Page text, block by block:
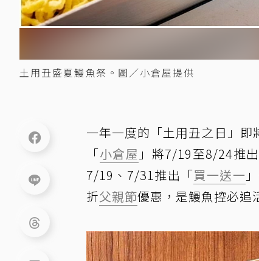
土用丑盛夏鰻魚祭。圖／小倉屋提供
一年一度的「土用丑之日」
「小倉屋 」將7/19至8/24推
7/19、7/31推出「買一送一
折父親節優惠，是鰻魚控必追